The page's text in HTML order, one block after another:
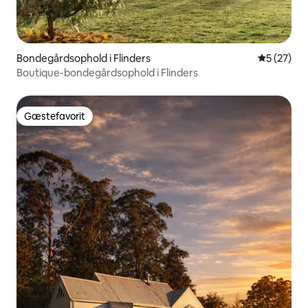
Bondegårdsophold i Flinders 5 ud af 5 i
5 (27)
Boutique-bondegårdsophold i Flinders
Gæstefavorit
Gæstefavorit